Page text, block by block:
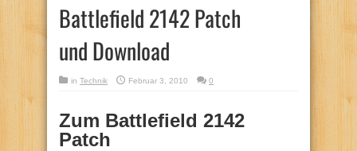
Battlefield 2142 Patch
und Download
in Technik Februar 3, 2010 0
Zum Battlefield 2142
Patch